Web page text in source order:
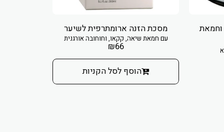
וחמאת
מסכת הזנה ארומתרפית לשיער
עם חמאת שיאה, קקאו, וחוחובה אורגנית
₪66
הוסף לסל הקניות